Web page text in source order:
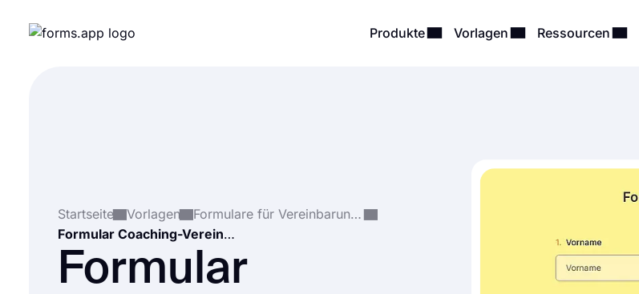
Produkte Vorlagen Ressourcen
Startseite Vorlagen
Formulare für Vereinbarungen
Formular Coaching-Vereinbarung
Formular